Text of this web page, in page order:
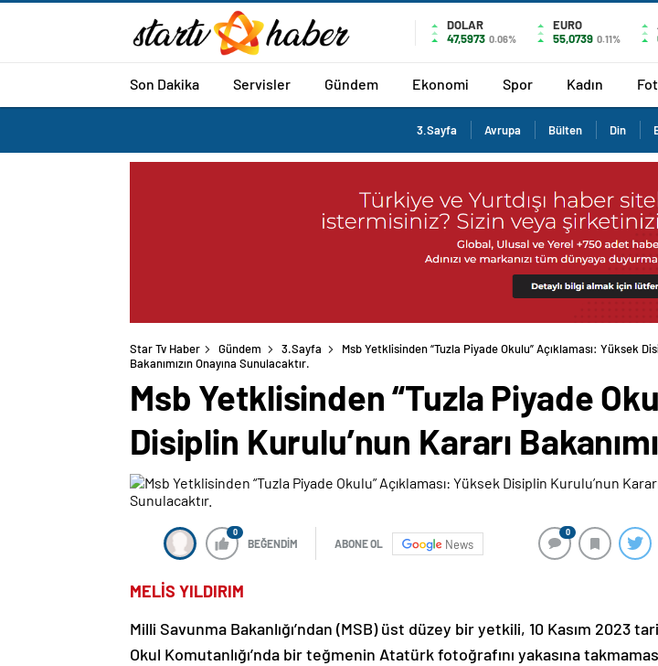
DOLAR
47,5973 0.06%
EURO
55,0739 0.11%
Son Dakika Servisler Gündem Ekonomi Spor Kadın
3.Sayfa Avrupa Bülten Din
Star Tv Haber Gündem 3.Sayfa
Msb Yetklisinden “Tuzla Piyade Okulu” Açıklaması: Yüksek
Bakanımızın Onayına Sunulacaktır.
Msb Yetklisinden “Tuzla Piyade
Disiplin Kurulu’nun Kararı
0
BEĞENDİM ABONE OL News
0
MELİS YILDIRIM
Milli Savunma Bakanlığı’ndan (MSB) üst düzey bir yetkili, 10 Kasım 2023
Okul Komutanlığı’nda bir teğmenin Atatürk fotoğrafını yakasına